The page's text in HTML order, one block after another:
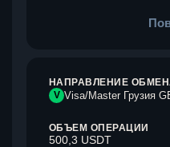
НАПРАВЛЕНИЕ
V Visa/Master Грузия
ОБЪЕМ ОПЕРАЦИИ
500,3 USDT